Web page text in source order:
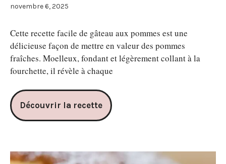
novembre 6, 2025
Cette recette facile de gâteau aux pommes est une
délicieuse façon de mettre en valeur des pommes
fraîches. Moelleux, fondant et légèrement collant à la
fourchette, il révèle à chaque
Découvrir la recette